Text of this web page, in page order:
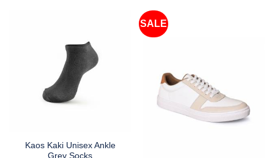
Kaos Kaki Unisex Ankle
Grey Socks
SALE